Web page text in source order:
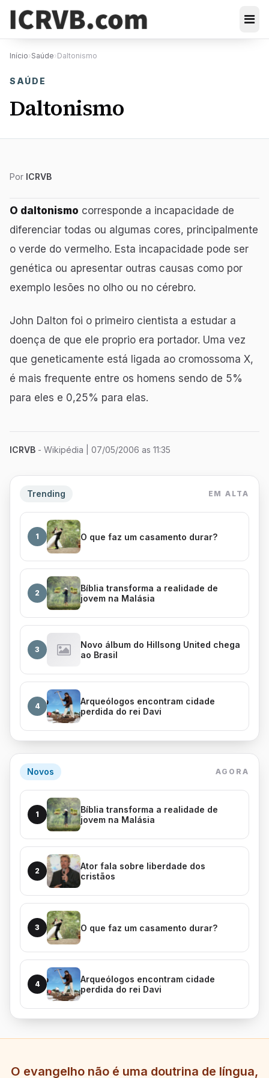
Início›Saúde›Daltonismo
SAÚDE
Daltonismo
Por ICRVB
O daltonismo corresponde a incapacidade de
diferenciar todas ou algumas cores, principalmente
o verde do vermelho. Esta incapacidade pode ser
genética ou apresentar outras causas como por
exemplo lesões no olho ou no cérebro.
John Dalton foi o primeiro cientista a estudar a
doença de que ele proprio era portador. Uma vez
que geneticamente está ligada ao cromossoma X,
é mais frequente entre os homens sendo de 5%
para eles e 0,25% para elas.
ICRVB - Wikipédia | 07/05/2006 as 11:35
Trending EM ALTA
1 O que faz um casamento durar?
2
Bíblia transforma a realidade de
jovem na Malásia
3
Novo álbum do Hillsong United chega
ao Brasil
4
Arqueólogos encontram cidade
perdida do rei Davi
Novos AGORA
1
Bíblia transforma a realidade de
jovem na Malásia
2
Ator fala sobre liberdade dos
cristãos
3 O que faz um casamento durar?
4
Arqueólogos encontram cidade
perdida do rei Davi
O evangelho não é uma doutrina de língua,